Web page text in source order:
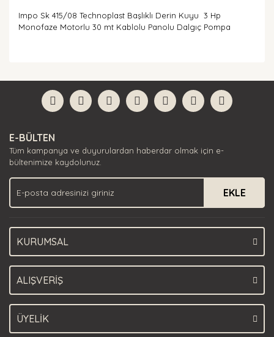
Impo Sk 415/08 Technoplast Başlıklı Derin Kuyu 3 Hp
Monofaze Motorlu 30 mt Kablolu Panolu Dalgıç Pompa
Yorum Yaz
formunu kullanarak tarafımıza iletebilirsiniz.
Görüş ve önerileriniz için teşekkür ederiz.
Ürün açıklamasında eksik bilgiler bulunuyor.
Ürün bilgilerinde hatalar bulunuyor.
Ürün fiyatı diğer sitelerden daha pahalı.
Bu ürüne benzer farklı alternatifler olmalı.
E-BÜLTEN
Tüm kampanya ve duyurulardan haberdar olmak için e-
bültenimize kaydolunuz.
EKLE
KURUMSAL
ALIŞVERİŞ
ÜYELİK